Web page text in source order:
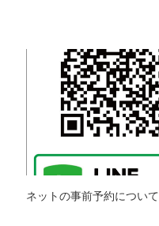
ネットの事前予約について